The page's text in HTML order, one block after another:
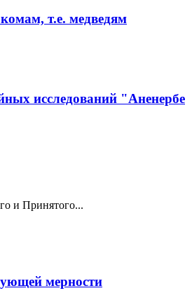
т.е. медведям
исследований
и Принятого...
мерности